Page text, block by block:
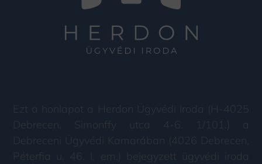
Ezt a honlapot a Herdon Ügyvédi Iroda (H-4025
Debrecen, Simonffy utca 4-6. 1/101.) a
Debreceni Ügyvédi Kamarában (4026 Debrecen,
Péterfia u. 46. I. em.) bejegyzett ügyvédi iroda